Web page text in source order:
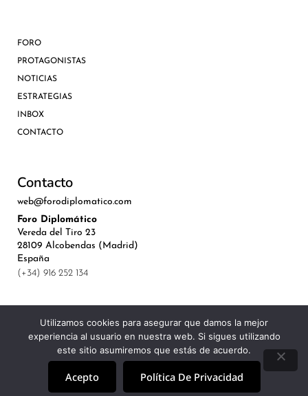
FORO
PROTAGONISTAS
NOTICIAS
ESTRATEGIAS
INBOX
CONTACTO
Contacto
web@forodiplomatico.com
Foro Diplomático
Vereda del Tiro 23
28109 Alcobendas (Madrid)
España
(+34) 916 252 134
©Royal Lis Spain 2024
Aviso Legal, Política de Privacidad y Cookies
Utilizamos cookies para asegurar que damos la mejor
experiencia al usuario en nuestra web. Si sigues utilizando
este sitio asumiremos que estás de acuerdo.
Acepto Política De Privacidad